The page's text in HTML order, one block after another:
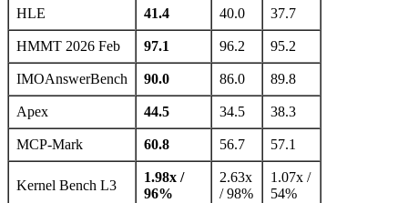
HLE 41.4 40.0 37.7
HMMT 2026 Feb 97.1 96.2 95.2
IMOAnswerBench 90.0 86.0 89.8
Apex 44.5 34.5 38.3
MCP-Mark 60.8 56.7 57.1
Kernel Bench L3
1.98x /
96%
2.63x
/ 98%
1.07x /
54%